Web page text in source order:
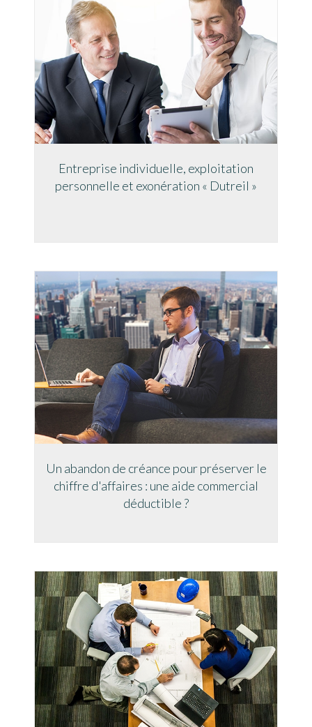
Entreprise individuelle, exploitation
personnelle et exonération « Dutreil »
Un abandon de créance pour préserver le
chiffre d'affaires : une aide commercial
déductible ?